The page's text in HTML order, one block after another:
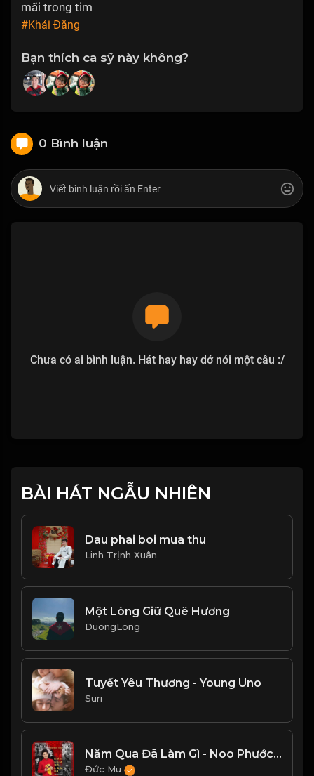
mãi trong tim
#Khải Đăng
Bạn thích ca sỹ này không?
0 Bình luận
Chưa có ai bình luận. Hát hay hay dở nói một câu :/
BÀI HÁT NGẪU NHIÊN
Dau phai boi mua thu
Linh Trịnh Xuân
Một Lòng Giữ Quê Hương
DuongLong
Tuyết Yêu Thương - Young Uno
Suri
Năm Qua Đã Làm Gì - Noo Phước Thịnh
Đức Mu